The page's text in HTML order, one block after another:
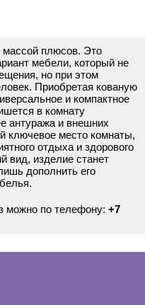
массой плюсов. Это
мебели, который не
но при этом
Приобретая кованую
и компактное
в комнату
антуража и внешних
ключевое место комнаты,
отдыха и здорового
вид, изделие станет
дополнить его
можно по телефону: +7